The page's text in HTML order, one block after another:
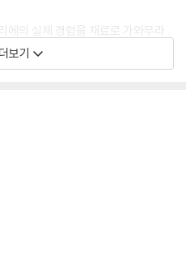
에의 실제 경험을 재료로 가와무라
으로 가공해 마침내 재치 넘치는
곱 편의 에피소드 하나하나가 누구
야기에 푹 빠지게 만든다. 뿐만 아
과 실용 지식이 주는 유익함을 한
보기